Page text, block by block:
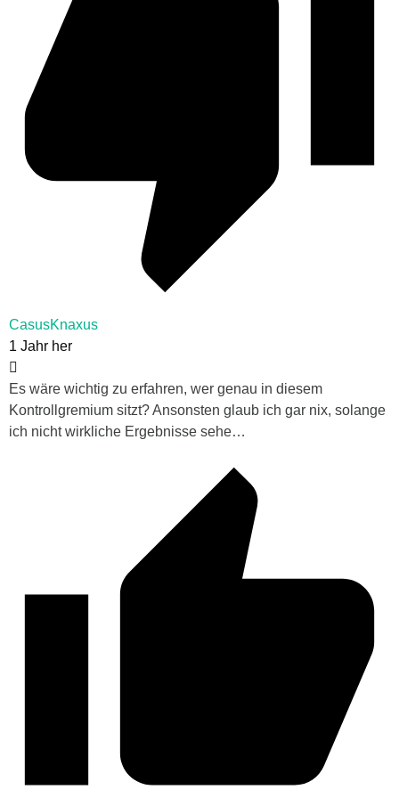
CasusKnaxus
1 Jahr her
Es wäre wichtig zu erfahren, wer genau in diesem
Kontrollgremium sitzt? Ansonsten glaub ich gar nix, solange
ich nicht wirkliche Ergebnisse sehe…